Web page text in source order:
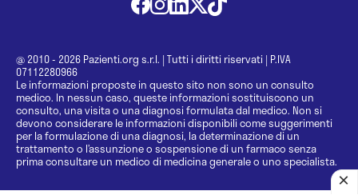
@ 2010 - 2026 Pazienti.org s.r.l. | Tutti i diritti riservati | P.IVA
07112280966
Le informazioni proposte in questo sito non sono un consulto
medico. In nessun caso, queste informazioni sostituiscono un
consulto, una visita o una diagnosi formulata dal medico. Non si
devono considerare le informazioni disponibili come suggerimenti
per la formulazione di una diagnosi, la determinazione di un
trattamento o l’assunzione o sospensione di un farmaco senza
prima consultare un medico di medicina generale o uno specialista.